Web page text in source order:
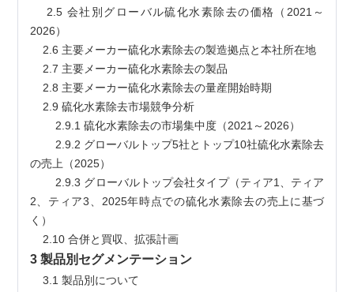
2026）
    2.6 主要メーカー硫化水素除去の製造拠点と本社所在地
    2.7 主要メーカー硫化水素除去の製品
    2.8 主要メーカー硫化水素除去の量産開始時期
    2.9 硫化水素除去市場競争分析
        2.9.1 硫化水素除去の市場集中度（2021～2026）
の売上（2025）
2、ティア3、2025年時点での硫化水素除去の売上に基づ
く）
    2.10 合併と買収、拡張計画
3 製品別セグメンテーション
    3.1 製品別について